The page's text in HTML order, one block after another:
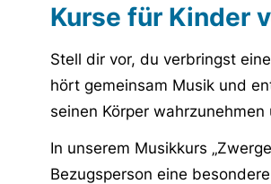
Kurse für Kinder
Stell dir vor, du verbringst
hört gemeinsam Musik und
seinen Körper
In unserem Musikkurs
Bezugsperson eine